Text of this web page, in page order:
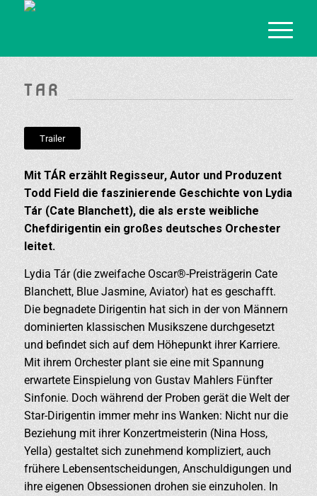
T A R
Trailer
Mit TÁR erzählt Regisseur, Autor und Produzent
Todd Field die faszinierende Geschichte von Lydia
Tár (Cate Blanchett), die als erste weibliche
Chefdirigentin ein großes deutsches Orchester
leitet.
Lydia Tár (die zweifache Oscar®-Preisträgerin Cate
Blanchett, Blue Jasmine, Aviator) hat es geschafft.
Die begnadete Dirigentin hat sich in der von Männern
dominierten klassischen Musikszene durchgesetzt
und befindet sich auf dem Höhepunkt ihrer Karriere.
Mit ihrem Orchester plant sie eine mit Spannung
erwartete Einspielung von Gustav Mahlers Fünfter
Sinfonie. Doch während der Proben gerät die Welt der
Star-Dirigentin immer mehr ins Wanken: Nicht nur die
Beziehung mit ihrer Konzertmeisterin (Nina Hoss,
Yella) gestaltet sich zunehmend kompliziert, auch
frühere Lebensentscheidungen, Anschuldigungen und
ihre eigenen Obsessionen drohen sie einzuholen. In